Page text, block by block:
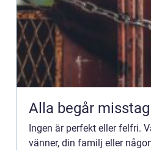
Alla begår misstag
Ingen är perfekt eller felfri.
vänner, din familj eller